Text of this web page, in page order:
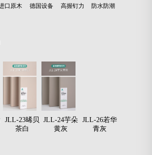
口原木 德国设备 高握钉力 防水防潮
JLL-23晞贝
茶白
JLL-24芋朵
黄灰
JLL-26若华
青灰